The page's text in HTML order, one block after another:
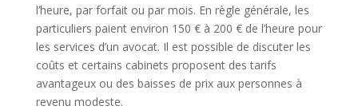
l’heure, par forfait ou par mois. En règle générale, les
particuliers paient environ 150 € à 200 € de l’heure pour
les services d’un avocat. Il est possible de discuter les
coûts et certains cabinets proposent des tarifs
avantageux ou des baisses de prix aux personnes à
revenu modeste.